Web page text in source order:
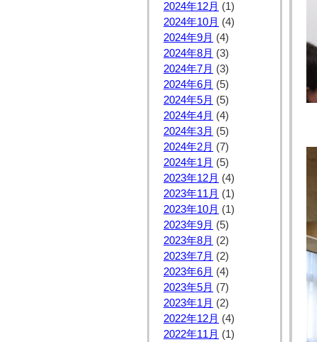
2024年12月 (1)
2024年10月 (4)
2024年9月 (4)
2024年8月 (3)
2024年7月 (3)
2024年6月 (5)
2024年5月 (5)
2024年4月 (4)
2024年3月 (5)
2024年2月 (7)
2024年1月 (5)
2023年12月 (4)
2023年11月 (1)
2023年10月 (1)
2023年9月 (5)
2023年8月 (2)
2023年7月 (2)
2023年6月 (4)
2023年5月 (7)
2023年1月 (2)
2022年12月 (4)
2022年11月 (1)